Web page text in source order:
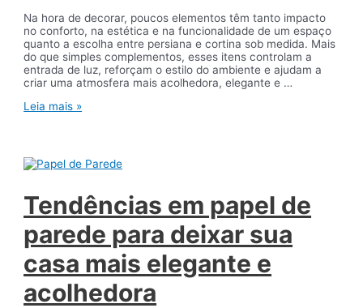
Na hora de decorar, poucos elementos têm tanto impacto
no conforto, na estética e na funcionalidade de um espaço
quanto a escolha entre persiana e cortina sob medida. Mais
do que simples complementos, esses itens controlam a
entrada de luz, reforçam o estilo do ambiente e ajudam a
criar uma atmosfera mais acolhedora, elegante e …
Persiana
medida:
qual
melhor
escolha
para
cada
ambiente?
Leia mais »
Tendências em papel de
parede para deixar sua
casa mais elegante e
acolhedora